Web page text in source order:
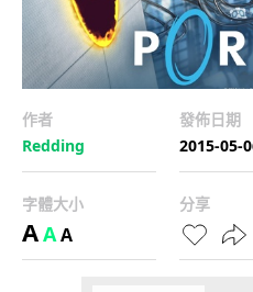
作者
Redding
發佈日期
2015-05-
字體大小
AAA
分享